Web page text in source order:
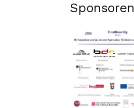
Sponsoren